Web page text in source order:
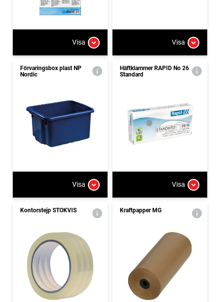
Visa Visa
Förvaringsbox plast NP
Nordic
Visa
Häftklammer RAPID No 26
Standard
Visa
Kontorstejp STOKVIS Kraftpapper MG